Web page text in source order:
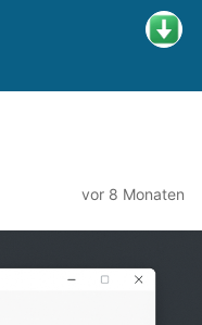
vor 8 Monaten